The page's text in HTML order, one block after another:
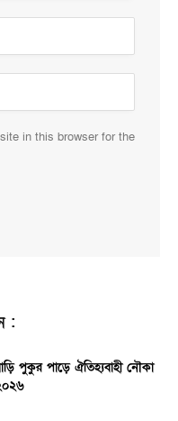
in this browser for the
:
পুকুর পাড়ে ঐতিহ্যবাহী নৌকা